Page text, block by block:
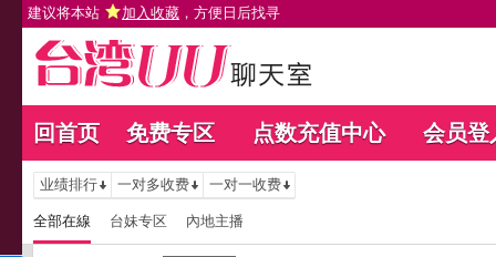
建议将本站 加入收藏 ，方便日后找寻
回首页 免费专区 点数充值中心 会员登
业绩排行 一对多收费 一对一收费
全部在線 台妹专区 內地主播